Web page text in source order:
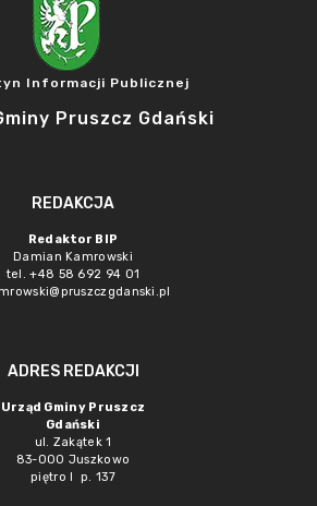
Informacji Publicznej
Pruszcz Gdański
REDAKCJA
Redaktor BIP
Damian Kamrowski
tel. +48 58 692 94 01
ADRES REDAKCJI
Urząd Gminy Pruszcz
Gdański
ul. Zakątek 1
83-000 Juszkowo
piętro I p. 137